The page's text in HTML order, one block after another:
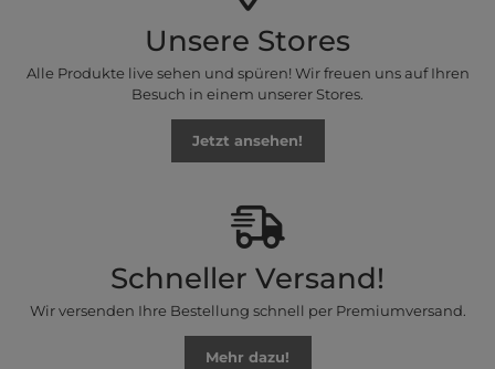
Unsere Stores
Alle Produkte live sehen und spüren! Wir freuen uns auf Ihren
Besuch in einem unserer Stores.
Jetzt ansehen!
Schneller Versand!
Wir versenden Ihre Bestellung schnell per Premiumversand.
Mehr dazu!